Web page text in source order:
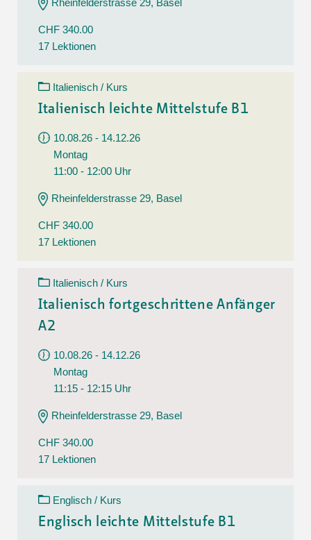
Rheinfelderstrasse 29, Basel
CHF 340.00
17 Lektionen
Italienisch / Kurs
Italienisch leichte Mittelstufe B1
10.08.26 - 14.12.26
Montag
11:00 - 12:00 Uhr
Rheinfelderstrasse 29, Basel
CHF 340.00
17 Lektionen
Italienisch / Kurs
Italienisch fortgeschrittene Anfänger
A2
10.08.26 - 14.12.26
Montag
11:15 - 12:15 Uhr
Rheinfelderstrasse 29, Basel
CHF 340.00
17 Lektionen
Englisch / Kurs
Englisch leichte Mittelstufe B1